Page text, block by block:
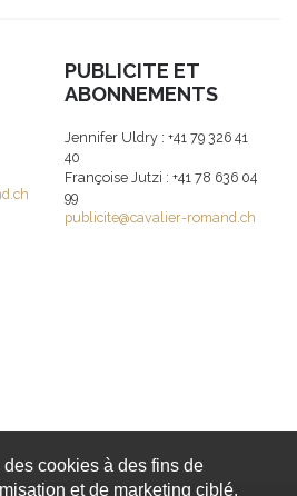
PUBLICITE ET
ABONNEMENTS
Jennifer Uldry : +41 79 326 41
40
Françoise Jutzi : +41 78 636 04
99
publicite@cavalier-romand.ch
cookies à des fins de
et de marketing ciblé.